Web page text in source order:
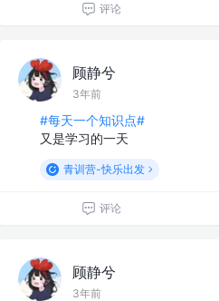
评论
顾静兮
3年前
#每天一个知识点#
又是学习的一天
青训营-快乐出发
评论
顾静兮
3年前